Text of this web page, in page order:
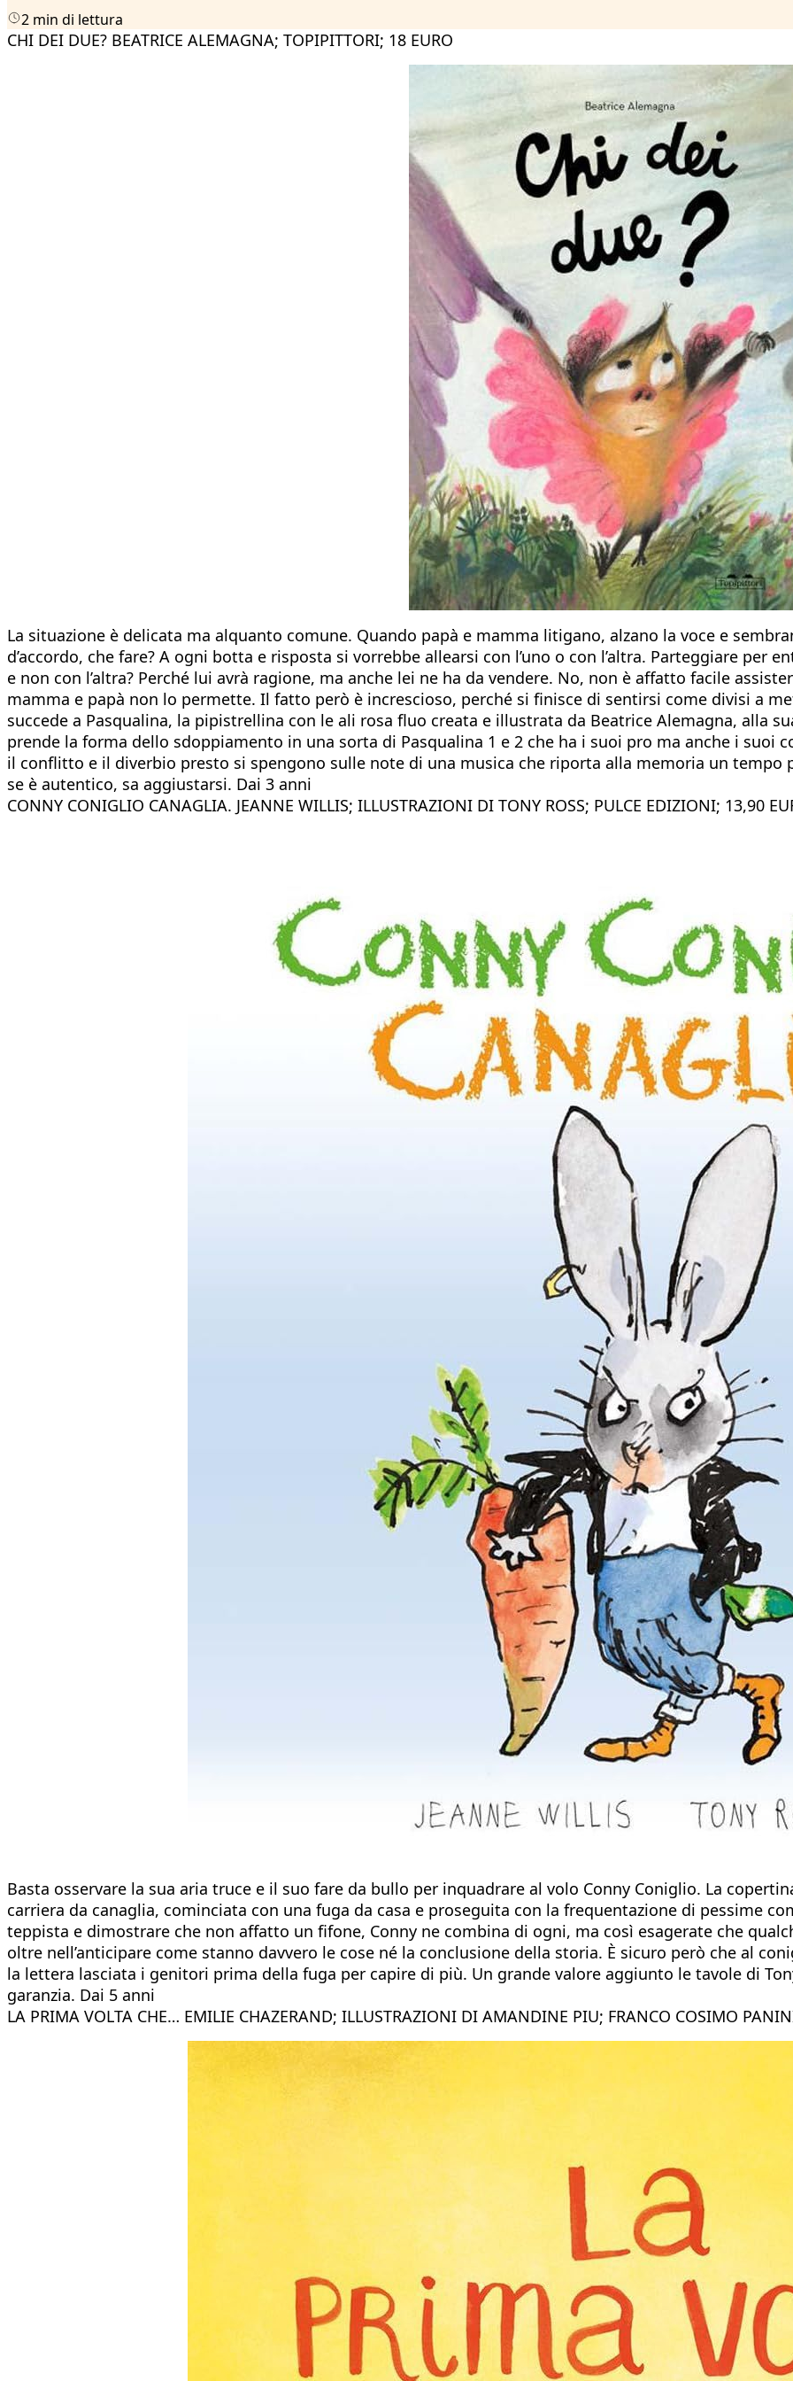
2 min di lettura
CHI DEI DUE? BEATRICE ALEMAGNA; TOPIPITTORI; 18 EURO
La situazione è delicata ma alquanto comune. Quando papà e mamma litigano, alzano la voce e
d’accordo, che fare? A ogni botta e risposta si vorrebbe allearsi con l’uno o con l’altra. Parteggiare per
e non con l’altra? Perché lui avrà ragione, ma anche lei ne ha da vendere. No, non è affatto facile
mamma e papà non lo permette. Il fatto però è increscioso, perché si finisce di sentirsi come divisi a
succede a Pasqualina, la pipistrellina con le ali rosa fluo creata e illustrata da Beatrice Alemagna, alla
prende la forma dello sdoppiamento in una sorta di Pasqualina 1 e 2 che ha i suoi pro ma anche i suoi
il conflitto e il diverbio presto si spengono sulle note di una musica che riporta alla memoria un tempo
se è autentico, sa aggiustarsi. Dai 3 anni
CONNY CONIGLIO CANAGLIA. JEANNE WILLIS; ILLUSTRAZIONI DI TONY ROSS; PULCE EDIZIONI; 13,90
Basta osservare la sua aria truce e il suo fare da bullo per inquadrare al volo Conny Coniglio. La
carriera da canaglia, cominciata con una fuga da casa e proseguita con la frequentazione di pessime
teppista e dimostrare che non affatto un fifone, Conny ne combina di ogni, ma così esagerate che
oltre nell’anticipare come stanno davvero le cose né la conclusione della storia. È sicuro però che al
la lettera lasciata i genitori prima della fuga per capire di più. Un grande valore aggiunto le tavole di
garanzia. Dai 5 anni
LA PRIMA VOLTA CHE… EMILIE CHAZERAND; ILLUSTRAZIONI DI AMANDINE PIU; FRANCO COSIMO